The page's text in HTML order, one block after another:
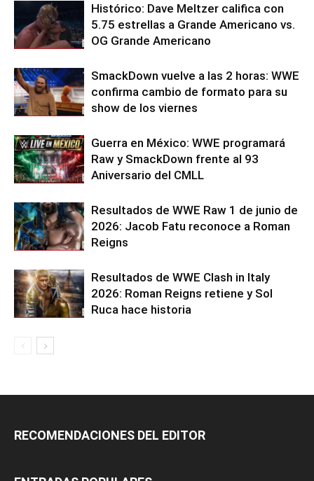
Histórico: Dave Meltzer califica con
5.75 estrellas a Grande Americano vs.
OG Grande Americano
SmackDown vuelve a las 2 horas: WWE
confirma cambio de formato para su
show de los viernes
Guerra en México: WWE programará
Raw y SmackDown frente al 93
Aniversario del CMLL
Resultados de WWE Raw 1 de junio de
2026: Jacob Fatu reconoce a Roman
Reigns
Resultados de WWE Clash in Italy
2026: Roman Reigns retiene y Sol
Ruca hace historia
RECOMENDACIONES DEL EDITOR